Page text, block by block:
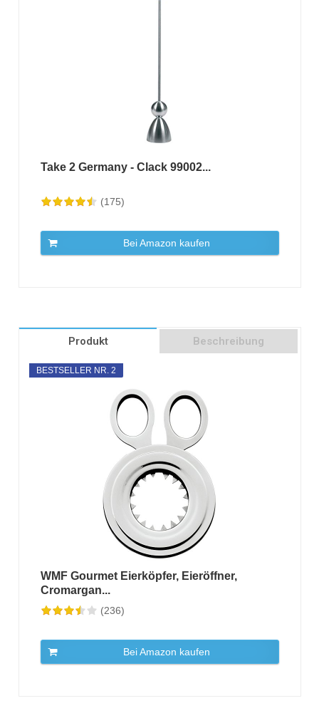
Take 2 Germany - Clack 99002...
(175)
Bei Amazon kaufen
Produkt Beschreibung
BESTSELLER NR. 2
WMF Gourmet Eierköpfer, Eieröffner,
Cromargan...
(236)
Bei Amazon kaufen